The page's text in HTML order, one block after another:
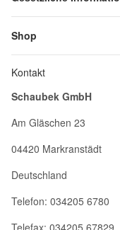
Shop
Kontakt
Schaubek GmbH
Am Gläschen 23
04420 Markranstädt
Deutschland
Telefon: 034205 6780